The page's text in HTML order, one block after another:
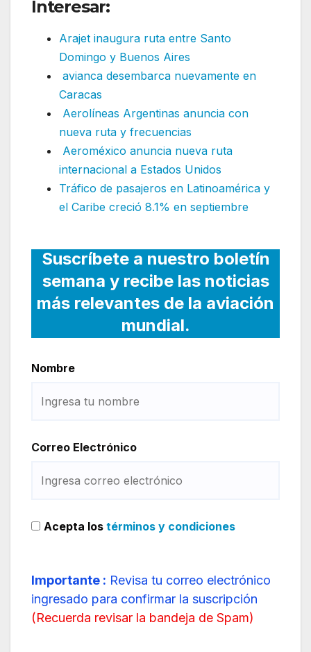
Interesar:
Arajet inaugura ruta entre Santo
Domingo y Buenos Aires
avianca desembarca nuevamente en
Caracas
Aerolíneas Argentinas anuncia con
nueva ruta y frecuencias
Aeroméxico anuncia nueva ruta
internacional a Estados Unidos
Tráfico de pasajeros en Latinoamérica y
el Caribe creció 8.1% en septiembre
Suscríbete a nuestro boletín
semana y recibe las noticias
más relevantes de la aviación
mundial.
Nombre
Correo Electrónico
Acepta los términos y condiciones
Importante : Revisa tu correo electrónico
ingresado para confirmar la suscripción
(Recuerda revisar la bandeja de Spam)